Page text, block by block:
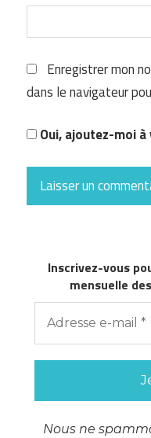
Enregistrer mon
dans le navigateur
Oui, ajoutez-moi
Inscrivez-vous
mensuelle
Nous ne